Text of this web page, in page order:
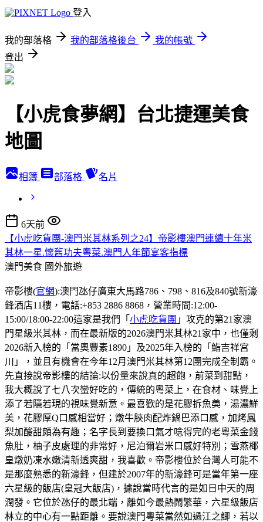
登入
我的部落格 我的部落格後台
我的帳號
登出
【小虎食夢網】台北捷運美食
地圖
相簿 部落格 名片
6天前
【小虎吃貨團-澳門米其林系列之24】帝影樓澳門連續十年米
其林一星.懷舊功夫粵菜.澳門人年節宴客指標
澳門美食 國外旅遊
帝影樓(官網):澳門氹仔廣東大馬路786、798、816及840號新濠
鋒酒店11樓，電話:+853 2886 8868，營業時間:12:00-
15:00/18:00-22:00這家是我們「 小虎吃貨團 」攻克的第21家澳
門星級米其林，而在最新版的2026澳門米其林21家中，也僅剩
2026新入榜的「當奧豐素1890」及2025年入榜的「鮨吉祥宮
川」，並且有機會在今年12月澳門米其林第12團完成全制霸。
先直接說帝影樓的結論:以份量來說真的超飽，前菜到甜點，
我大概說了七八次蠻好吃的，傳統的粵菜上，在食材、味覺上
添了若隱若現的視味覺新意。最喜歡的是花膠拆魚𡙡，湯濃鮮
美，花膠厚Q口感相當好；燉牛脥肉配炸鍋巴添口感，加烤鳳
梨加酸甜頗為有趣；名字長到要換口氣才唸得完的老粵菜金錢
魚肚，柚子皮處理的非常好，尼泊爾岩米口感好特別；雪燕椰
皇燉奶凍水嫩清新透爽甜，我喜歡。帝影樓位於台灣人可能不
是那麼熟悉的新濠鋒，但建於2007年的新濠鋒可是當年第一座
六星級的飯店(皇冠大飯店)，據說當時代言的是如日中天的周
潤發。它位於氹仔的最北端，離如今最熱鬧繁華，六星級飯店
林立的中心有一點距離。要說澳門粵菜當然如過江之鯽，若以